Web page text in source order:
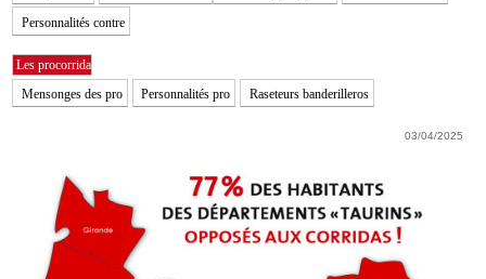
Personnalités contre
Les procorrida
Mensonges des pro Personnalités pro Raseteurs banderilleros
03/04/2025